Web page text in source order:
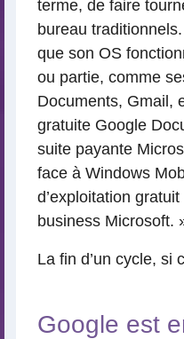
terme, de faire
bureau
que son OS
ou partie, comme
Documents, Gmail,
gratuite Google
suite payante
face à Windows
d’exploitation
business Microsoft.
La fin d’un cycle, si
Google est